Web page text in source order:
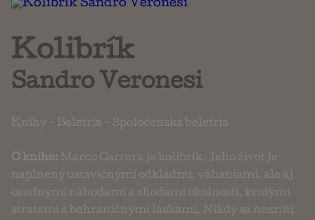
Kolibrík
Sandro Veronesi
Knihy - Beletria - Spoločenská beletria
O knihe: Marco Carrera je kolibrík. Jeho život je
naplnený ustavičnými odkladmi, váhaniami, ale aj
osudnými náhodami a zhodami okolností, krutými
stratami a behraničnými láskami. Nikdy sa nezrúti